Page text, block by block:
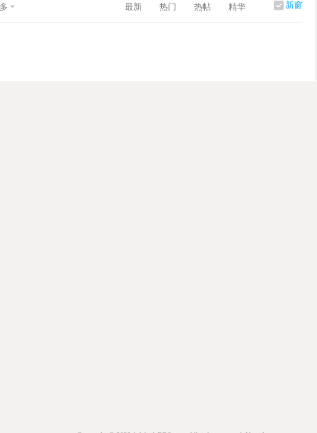
新窗
最新 热门 热帖 精华